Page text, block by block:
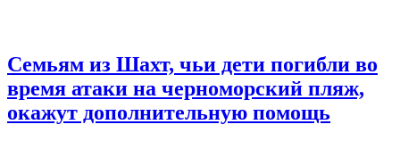
Семьям из Шахт, чьи дети погибли во
время атаки на черноморский пляж,
окажут дополнительную помощь